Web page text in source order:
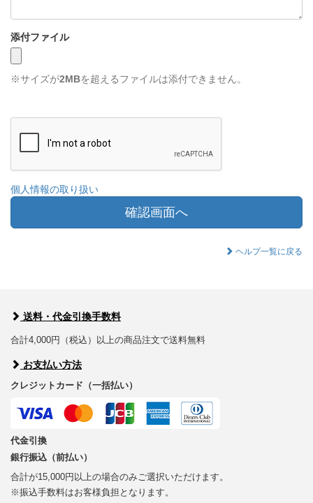
添付ファイル
※サイズが2MBを超えるファイルは添付できません。
個人情報の取り扱い
確認画面へ
ヘルプ一覧に戻る
送料・代金引換手数料
合計4,000円（税込）以上の商品注文で送料無料
お支払い方法
クレジットカード（一括払い）
代金引換
銀行振込（前払い）
合計が15,000円以上の場合のみご選択いただけます。
※振込手数料はお客様負担となります。